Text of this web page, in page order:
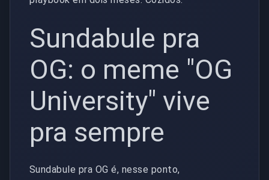
Sundabule pra
OG: o meme "OG
University" vive
pra sempre
Sundabule pra OG é, nesse ponto,